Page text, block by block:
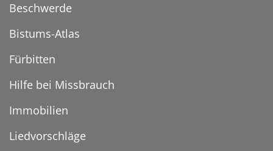
Beschwerde
Bistums-Atlas
Fürbitten
Hilfe bei Missbrauch
Immobilien
Liedvorschläge